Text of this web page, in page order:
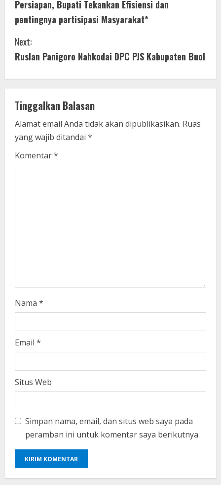
n
t
i
n
u
e
R
e
Persiapan, Bupati Tekankan Efisiensi dan
pentingnya partisipasi Masyarakat*
Next:
Ruslan Panigoro Nahkodai DPC PJS Kabupaten Buol
Tinggalkan Balasan
Alamat email Anda tidak akan dipublikasikan. Ruas
yang wajib ditandai *
Komentar*
Nama *
Email *
Situs Web
Simpan nama, email, dan situs web saya pada
peramban ini untuk komentar saya berikutnya.